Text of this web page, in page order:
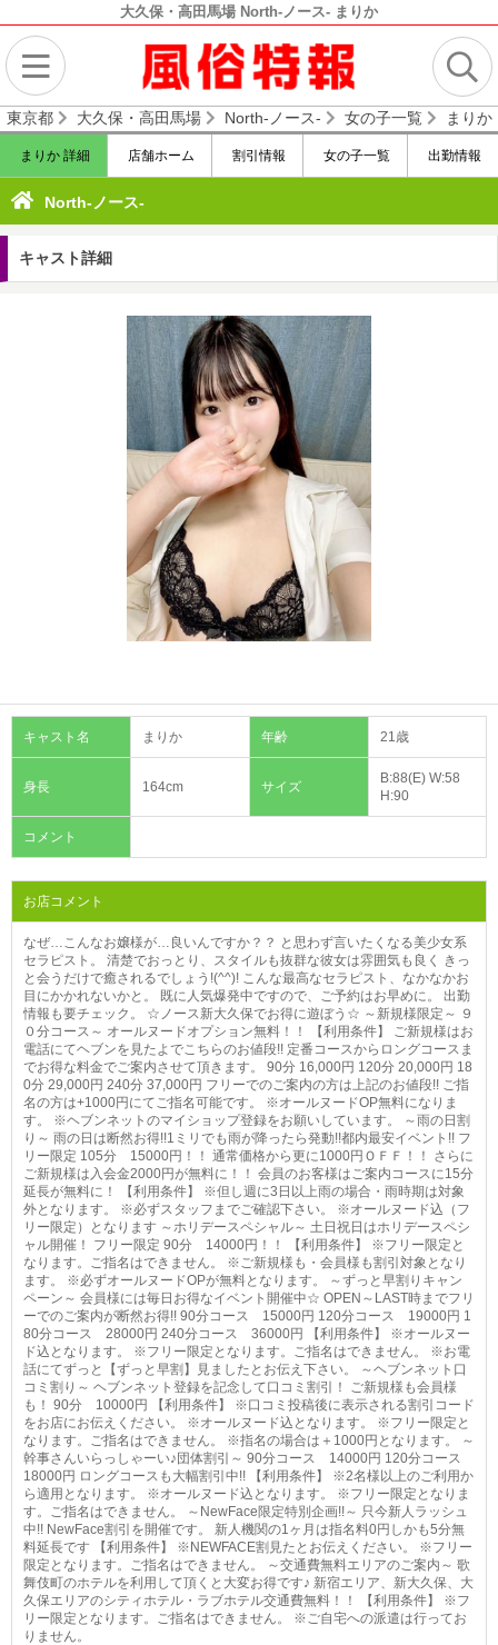
大久保・高田馬場 North-ノース- まりか
東京都 大久保・高田馬場 North-ノース- 女の子一覧 まりか
まりか 詳細 店舗ホーム 割引情報 女の子一覧 出勤情報
North-ノース-
キャスト詳細
キャスト名 まりか 年齢 21歳
身長 164cm サイズ
B:88(E) W:58
H:90
コメント
お店コメント
なぜ…こんなお嬢様が…良いんですか？？ と思わず言いたくなる美少女系
セラピスト。 清楚でおっとり、スタイルも抜群な彼女は雰囲気も良く きっ
と会うだけで癒されるでしょう!(^^)! こんな最高なセラピスト、なかなかお
目にかかれないかと。 既に人気爆発中ですので、ご予約はお早めに。 出勤
情報も要チェック。 ☆ノース新大久保でお得に遊ぼう☆ ～新規様限定～ ９
０分コース～ オールヌードオプション無料！！ 【利用条件】 ご新規様はお
電話にてヘブンを見たよでこちらのお値段!! 定番コースからロングコースま
でお得な料金でご案内させて頂きます。 90分 16,000円 120分 20,000円 18
0分 29,000円 240分 37,000円 フリーでのご案内の方は上記のお値段!! ご指
名の方は+1000円にてご指名可能です。 ※オールヌードOP無料になりま
す。 ※ヘブンネットのマイショップ登録をお願いしています。 ～雨の日割
り～ 雨の日は断然お得!!1ミリでも雨が降ったら発動!!都内最安イベント!! フ
リー限定 105分 15000円！！ 通常価格から更に1000円ＯＦＦ！！ さらに
ご新規様は入会金2000円が無料に！！ 会員のお客様はご案内コースに15分
延長が無料に！ 【利用条件】 ※但し週に3日以上雨の場合・雨時期は対象
外となります。 ※必ずスタッフまでご確認下さい。 ※オールヌード込（フ
リー限定）となります ～ホリデースペシャル～ 土日祝日はホリデースペシ
ャル開催！ フリー限定 90分 14000円！！ 【利用条件】 ※フリー限定と
なります。ご指名はできません。 ※ご新規様も・会員様も割引対象となり
ます。 ※必ずオールヌードOPが無料となります。 ～ずっと早割りキャン
ペーン～ 会員様には毎日お得なイベント開催中☆ OPEN～LAST時までフリ
ーでのご案内が断然お得!! 90分コース 15000円 120分コース 19000円 1
80分コース 28000円 240分コース 36000円 【利用条件】 ※オールヌー
ド込となります。 ※フリー限定となります。ご指名はできません。 ※お電
話にてずっと【ずっと早割】見ましたとお伝え下さい。 ～ヘブンネット口
コミ割り～ ヘブンネット登録を記念して口コミ割引！ ご新規様も会員様
も！ 90分 10000円 【利用条件】 ※口コミ投稿後に表示される割引コード
をお店にお伝えください。 ※オールヌード込となります。 ※フリー限定と
なります。ご指名はできません。 ※指名の場合は＋1000円となります。 ～
幹事さんいらっしゃーい♪団体割引～ 90分コース 14000円 120分コース
18000円 ロングコースも大幅割引中!! 【利用条件】 ※2名様以上のご利用か
ら適用となります。 ※オールヌード込となります。 ※フリー限定となりま
す。ご指名はできません。 ～NewFace限定特別企画!!～ 只今新人ラッシュ
中!! NewFace割引を開催です。 新人機関の1ヶ月は指名料0円しかも5分無
料延長です 【利用条件】 ※NEWFACE割見たとお伝えください。 ※フリー
限定となります。ご指名はできません。 ～交通費無料エリアのご案内～ 歌
舞伎町のホテルを利用して頂くと大変お得です♪ 新宿エリア、新大久保、大
久保エリアのシティホテル・ラブホテル交通費無料！！ 【利用条件】 ※フ
リー限定となります。ご指名はできません。 ※ご自宅への派遣は行ってお
りません。